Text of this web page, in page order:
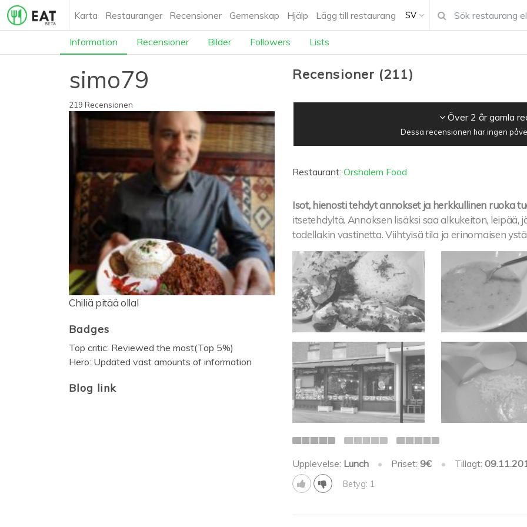
Karta Restauranger Recensioner Gemenskap Hjälp Lägg till restaurang SV
Information Recensioner Bilder Followers Lists
simo79
219 Recensionen
Chiliä pitää olla!
Badges
Top critic: Reviewed the most(Top 5%)
Hero: Updated vast amounts of information
Blog link
Recensioner (211)
Över 2 år gamla
Dessa recensionen har ingen
Restaurant: Orshalem Food
Isot, hienosti tehdyt annokset ja herkkullinen ruoka
itsetehdyltä. Annoksen lisäksi saa alkukeiton,
todellakin vastinetta. Viihtyisä tila ja erinomaisen
Upplevelse: Lunch • Priset:9€ • Tillagt:
Betyg: 1